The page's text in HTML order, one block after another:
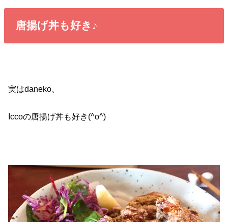
唐揚げ丼も好き♪
実はdaneko、
Iccoの唐揚げ丼も好き(^o^)